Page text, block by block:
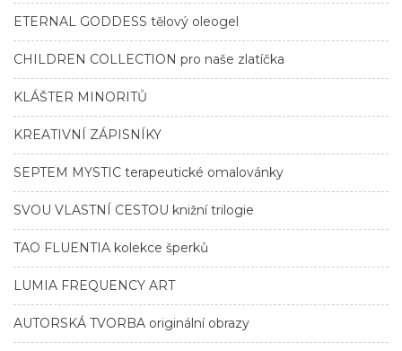
ETERNAL GODDESS tělový oleogel
CHILDREN COLLECTION pro naše zlatíčka
KLÁŠTER MINORITŮ
KREATIVNÍ ZÁPISNÍKY
SEPTEM MYSTIC terapeutické omalovánky
SVOU VLASTNÍ CESTOU knižní trilogie
TAO FLUENTIA kolekce šperků
LUMIA FREQUENCY ART
AUTORSKÁ TVORBA originální obrazy